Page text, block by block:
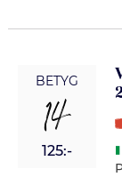
BETYG
14
125:-